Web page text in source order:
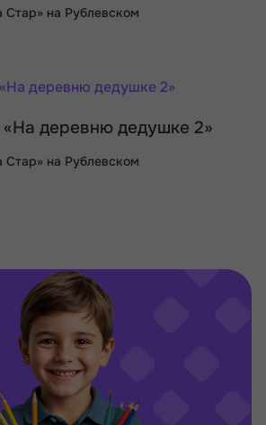
Стар» на Рублевском
деревню дедушке 2»
Стар» на Рублевском